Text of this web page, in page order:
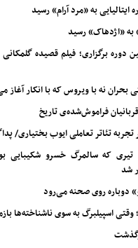
ایتالیایی به «مرد آرام» رسید
به «اژدهاک» رسید
دوره برگزاری؛ فیلم قصیده
بحران نه با ویروس که با انکار آغاز
فراموش‌شده‌ی تاریخ
تجربه تئاتر تعاملی ایوب بختیاری/
به مناسبت ۲۸ تیری که سالمرگ خسرو
شد
دوباره روی صحنه می‌رود
اسپیلبرگ به سوی ناشناخته‌ها